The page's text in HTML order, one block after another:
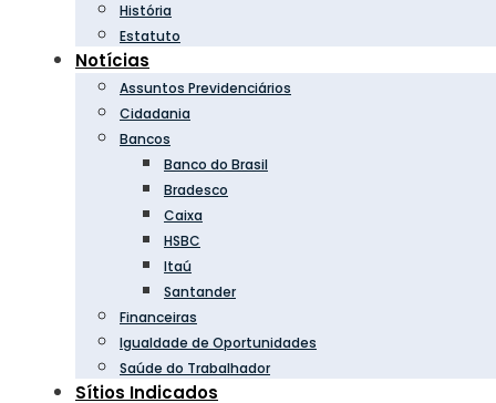
História
Estatuto
Notícias
Assuntos Previdenciários
Cidadania
Bancos
Banco do Brasil
Bradesco
Caixa
HSBC
Itaú
Santander
Financeiras
Igualdade de Oportunidades
Saúde do Trabalhador
Sítios Indicados